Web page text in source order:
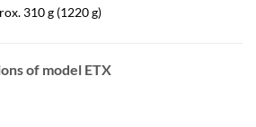
310 g (1220 g)
of model ETX